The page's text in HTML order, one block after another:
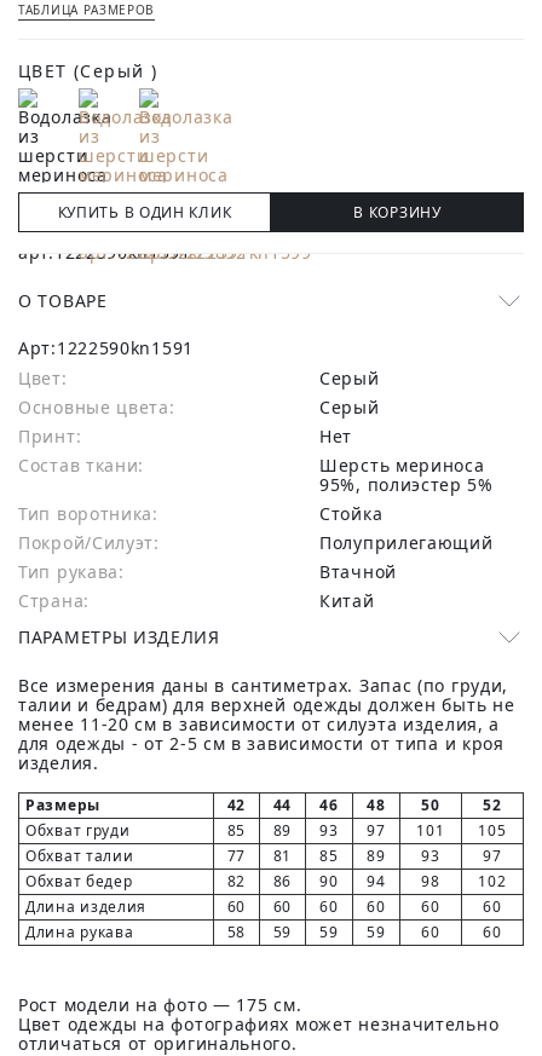
ТАБЛИЦА РАЗМЕРОВ
ЦВЕТ (Серый )
КУПИТЬ В ОДИН КЛИК В КОРЗИНУ
О ТОВАРЕ
Арт:1222590kn1591
Цвет:
Серый
Основные цвета:
серый
Принт:
Нет
Состав ткани:
шерсть мериноса
95%, полиэстер 5%
Тип воротника:
Стойка
Покрой/Силуэт:
Полуприлегающий
Тип рукава:
Втачной
Страна:
Китай
ПАРАМЕТРЫ ИЗДЕЛИЯ
Все измерения даны в сантиметрах. Запас (по груди,
талии и бедрам) для верхней одежды должен быть не
менее 11-20 см в зависимости от силуэта изделия, а
для одежды - от 2-5 см в зависимости от типа и кроя
изделия.
Размеры 42 44 46 48 50
52
Обхват груди
85 89 93 97 101
105
Обхват талии
77 81 85 89 93
97
Обхват бедер
82 86 90 94 98
102
Длина изделия
60 60 60 60 60
60
Длина рукава
58 59 59 59 60 60
Рост модели на фото — 175 см.
Цвет одежды на фотографиях может незначительно
отличаться от оригинального.